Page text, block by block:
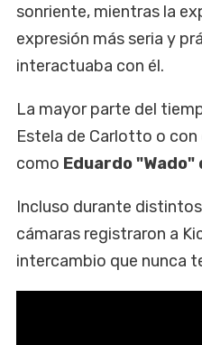
sonriente, mientras la
expresión más seria y
interactuaba con él.
La mayor parte del
Estela de Carlotto o
como Eduardo "Wado"
Incluso durante
cámaras registraron a
intercambio que nunca